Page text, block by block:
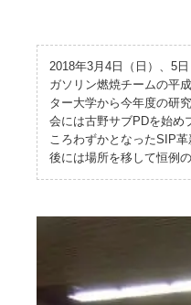
2018年3月4日（日）、5日
ガソリン燃焼チームの平
ター大学から今年度の研
会には古野サブPDを始め
ころわずかとなったSIP
後には場所を移して恒例